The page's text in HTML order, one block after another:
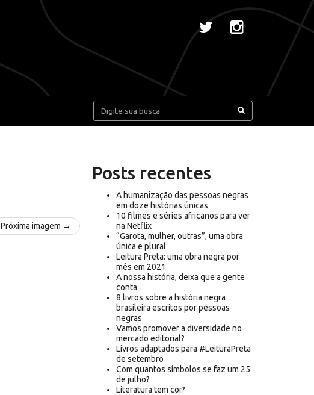
Pesquisar:
Próxima imagem →
Posts recentes
A humanização das pessoas negras
em doze histórias únicas
10 filmes e séries africanos para ver
na Netflix
“Garota, mulher, outras”, uma obra
única e plural
Leitura Preta: uma obra negra por
mês em 2021
A nossa história, deixa que a gente
conta
8 livros sobre a história negra
brasileira escritos por pessoas
negras
Vamos promover a diversidade no
mercado editorial?
Livros adaptados para #LeituraPreta
de setembro
Com quantos símbolos se faz um 25
de julho?
Literatura tem cor?